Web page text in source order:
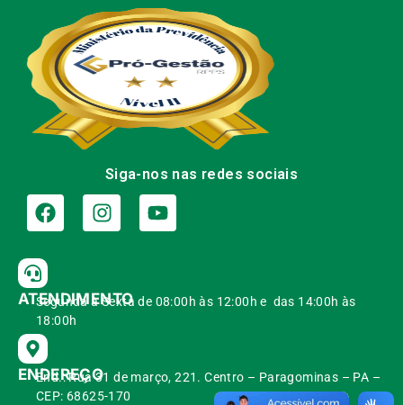
Siga-nos nas redes sociais
ATENDIMENTO
Segunda à Sexta de 08:00h às 12:00h e das 14:00h às
18:00h
ENDEREÇO
End.: Rua 31 de março, 221. Centro – Paragominas – PA –
CEP: 68625-170